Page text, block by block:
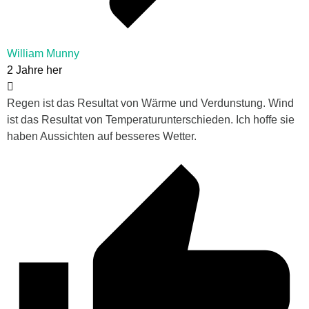
William Munny
2 Jahre her
Regen ist das Resultat von Wärme und Verdunstung. Wind
ist das Resultat von Temperaturunterschieden. Ich hoffe sie
haben Aussichten auf besseres Wetter.